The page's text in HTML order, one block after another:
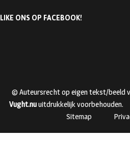
LIKE ONS OP FACEBOOK!
© Auteursrecht op eigen tekst/beeld
Vught.nuuitdrukkelijk voorbehouden.
Sitemap